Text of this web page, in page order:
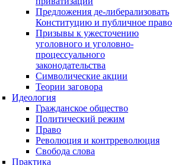
Предложения де-либерализовать
Конституцию и публичное право
Призывы к ужесточению
уголовного и уголовно-
процессуального
законодательства
Символические акции
Теории заговора
Идеология
Гражданское общество
Политический режим
Право
Революция и контрреволюция
Свобода слова
Практика